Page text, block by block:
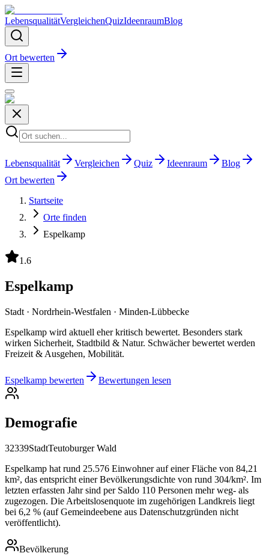
LebensqualitätVergleichenQuizIdeenraumBlog
Ort bewerten
Lebensqualität Vergleichen Quiz Ideenraum
Blog
Ort bewerten
Startseite
Orte finden
Espelkamp
1.6
Espelkamp
Stadt · Nordrhein-Westfalen · Minden-Lübbecke
Espelkamp wird aktuell eher kritisch bewertet. Besonders stark
wirken Sicherheit, Stadtbild & Natur. Schwächer bewertet werden
Freizeit & Ausgehen, Mobilität.
Espelkamp bewerten Bewertungen lesen
Demografie
32339StadtTeutoburger Wald
Espelkamp hat rund 25.576 Einwohner auf einer Fläche von 84,21
km², das entspricht einer Bevölkerungsdichte von rund 304/km². Im
letzten erfassten Jahr sind per Saldo 110 Personen mehr weg- als
zugezogen. Die Arbeitslosenquote im zugehörigen Landkreis liegt
bei 6,2 % (auf Gemeindeebene aus Datenschutzgründen nicht
veröffentlicht).
Bevölkerung